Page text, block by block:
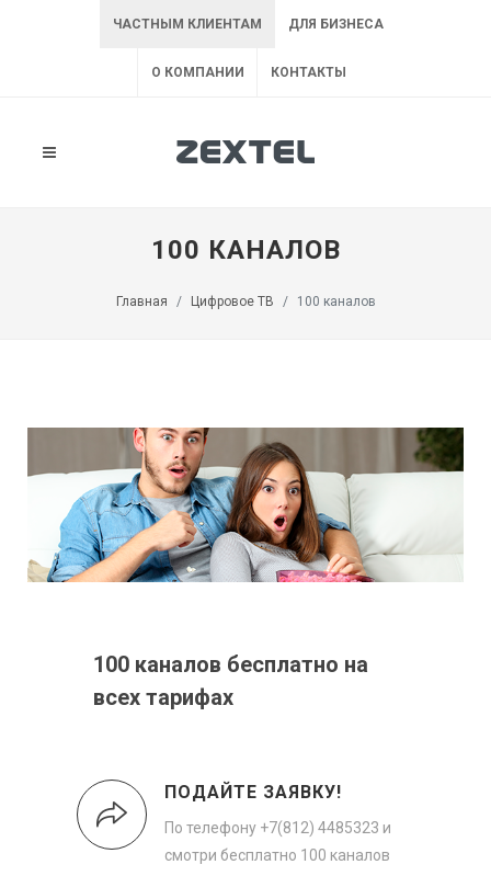
ЧАСТНЫМ КЛИЕНТАМ ДЛЯ БИЗНЕСА
О КОМПАНИИ КОНТАКТЫ
100 КАНАЛОВ
Главная Цифровое ТВ 100 каналов
100 каналов бесплатно на
всех тарифах
ПОДАЙТЕ ЗАЯВКУ!
По телефону +7(812) 4485323 и
смотри бесплатно 100 каналов